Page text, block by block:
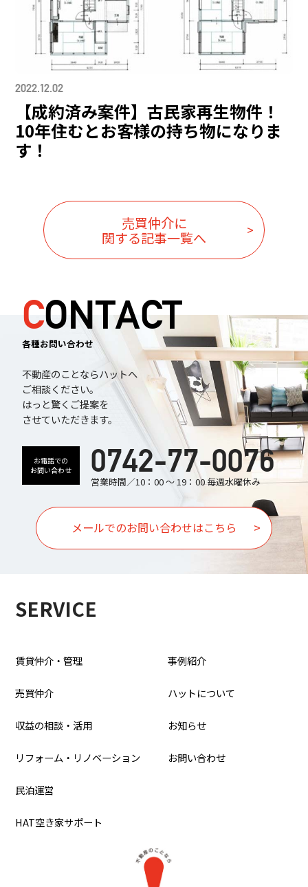
2022.12.02
【成約済み案件】古民家再生物件！
10年住むとお客様の持ち物になりま
す！
売買仲介に
関する記事一覧へ
CONTACT
各種お問い合わせ
不動産のことならハットへ
ご相談ください。
はっと驚くご提案を
させていただきます。
お電話での
お問い合わせ
0742-77-0076
営業時間／10：00 ～ 19：00 毎週水曜休み
メールでのお問い合わせはこちら
SERVICE
賃貸仲介・管理
売買仲介
収益の相談・活用
リフォーム・リノベーション
民泊運営
HAT空き家サポート
事例紹介
ハットについて
お知らせ
お問い合わせ